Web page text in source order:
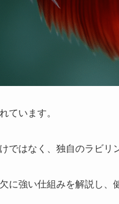
ています。
ではなく、独自のラビリ
に強い仕組みを解説し、